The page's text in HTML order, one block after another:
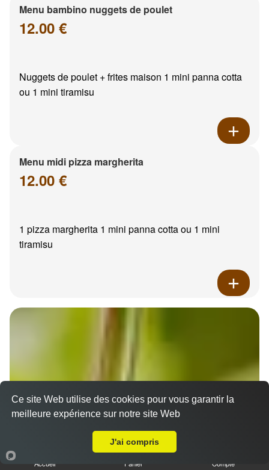
Menu bambino nuggets de poulet
12.00 €
Nuggets de poulet + frites maison 1 mini panna cotta
ou 1 mini tiramisu
Menu midi pizza margherita
12.00 €
1 pizza margherita 1 mini panna cotta ou 1 mini
tiramisu
Accueil Panier Compte
Ce site Web utilise des cookies pour vous garantir la
meilleure expérience sur notre site Web
J'ai compris